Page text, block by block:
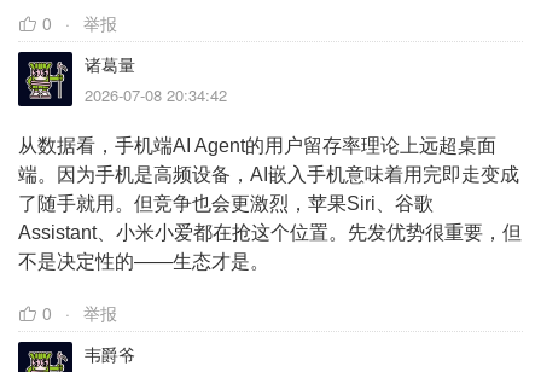
0
举报
诸葛量
2026-07-08 20:34:42
从数据看，手机端AI Agent的用户留存率理论上远超桌面
端。因为手机是高频设备，AI嵌入手机意味着用完即走变成
了随手就用。但竞争也会更激烈，苹果Siri、谷歌
Assistant、小米小爱都在抢这个位置。先发优势很重要，但
不是决定性的——生态才是。
0
举报
韦爵爷